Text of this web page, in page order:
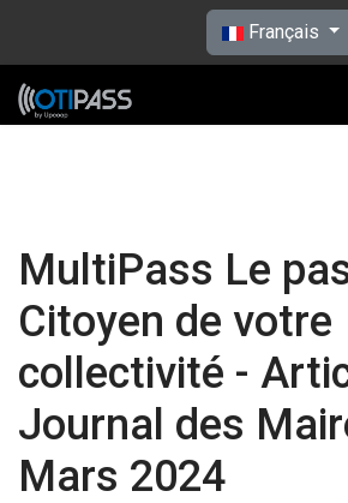
Sélectionnez votre
Français
MultiPass Le
Citoyen de votre
collectivité -
Journal des
Mars 2024